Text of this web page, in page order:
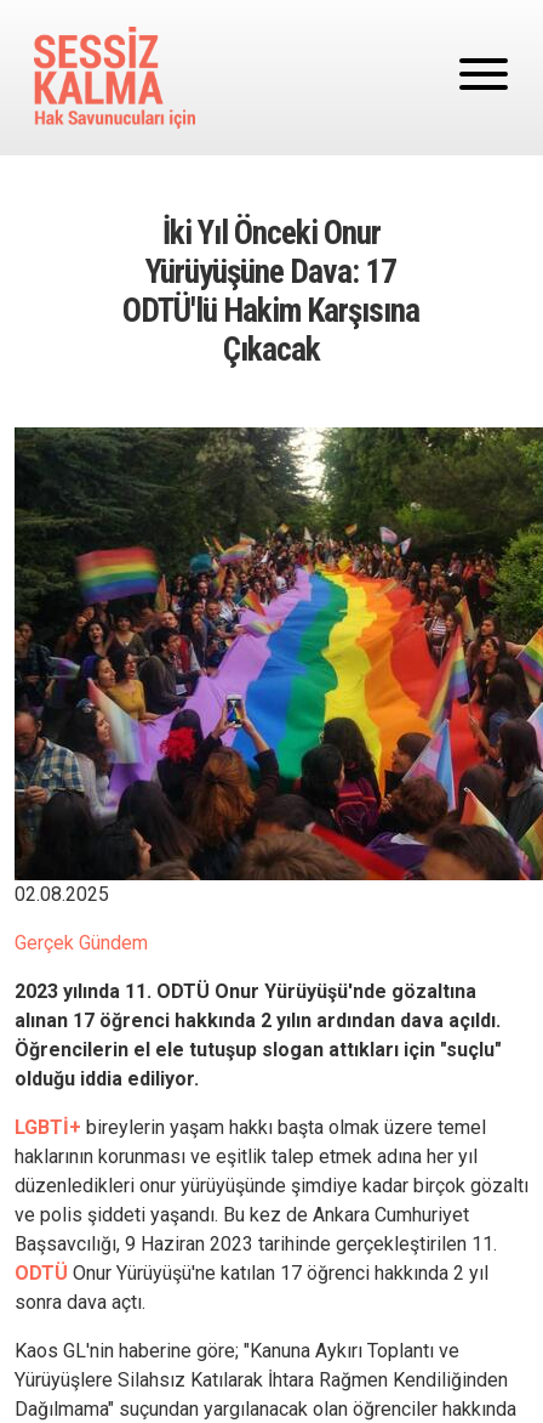
İki Yıl Önceki Onur
Yürüyüşüne Dava: 17
ODTÜ'lü Hakim Karşısına
Çıkacak
Image
02.08.2025
Gerçek Gündem
2023 yılında 11. ODTÜ Onur Yürüyüşü'nde gözaltına
alınan 17 öğrenci hakkında 2 yılın ardından dava açıldı.
Öğrencilerin el ele tutuşup slogan attıkları için "suçlu"
olduğu iddia ediliyor.
LGBTİ+ bireylerin yaşam hakkı başta olmak üzere temel
haklarının korunması ve eşitlik talep etmek adına her yıl
düzenledikleri onur yürüyüşünde şimdiye kadar birçok gözaltı
ve polis şiddeti yaşandı. Bu kez de Ankara Cumhuriyet
Başsavcılığı, 9 Haziran 2023 tarihinde gerçekleştirilen 11.
ODTÜ Onur Yürüyüşü'ne katılan 17 öğrenci hakkında 2 yıl
sonra dava açtı.
Kaos GL'nin haberine göre; "Kanuna Aykırı Toplantı ve
Yürüyüşlere Silahsız Katılarak İhtara Rağmen Kendiliğinden
Dağılmama" suçundan yargılanacak olan öğrenciler hakkında